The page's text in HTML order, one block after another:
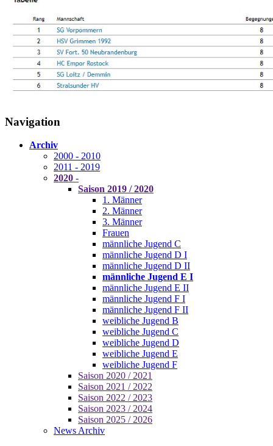
Navigation
Archiv
2000 - 2010
2011 - 2019
2020 -
Saison 2019 / 2020
1. Männer
2. Männer
3. Männer
Frauen
männliche Jugend C
männliche Jugend D I
männliche Jugend D II
männliche Jugend E I
männliche Jugend E II
männliche Jugend F I
männliche Jugend F II
weibliche Jugend B
weibliche Jugend C
weibliche Jugend D
weibliche Jugend E
weibliche Jugend F
Saison 2020 / 2021
Saison 2021 / 2022
Saison 2022 / 2023
Saison 2023 / 2024
Saison 2025 / 2026
News Archiv